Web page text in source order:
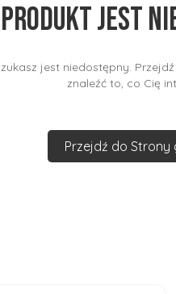
Produkt jest
jest niedostępny.
znaleźć to, co Cię
Przejdź do Strony